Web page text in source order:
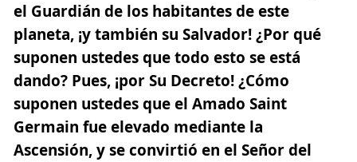
el Guardián de los habitantes de este
planeta, ¡y también su Salvador! ¿Por qué
suponen ustedes que todo esto se está
dando? Pues, ¡por Su Decreto! ¿Cómo
suponen ustedes que el Amado Saint
Germain fue elevado mediante la
Ascensión, y se convirtió en el Señor del